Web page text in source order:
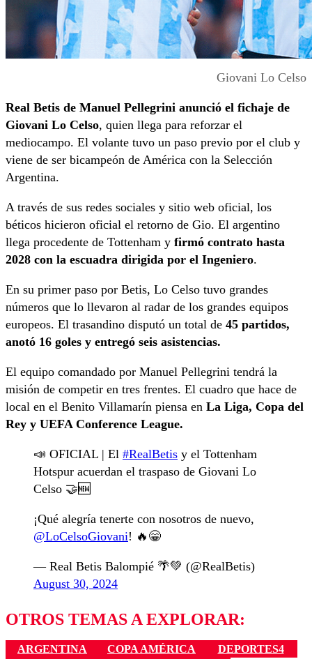
Giovani Lo Celso
Real Betis de Manuel Pellegrini anunció el fichaje de
Giovani Lo Celso, quien llega para reforzar el
mediocampo. El volante tuvo un paso previo por el club y
viene de ser bicampeón de América con la Selección
Argentina.
A través de sus redes sociales y sitio web oficial, los
béticos hicieron oficial el retorno de Gio. El argentino
llega procedente de Tottenham y firmó contrato hasta
2028 con la escuadra dirigida por el Ingeniero.
En su primer paso por Betis, Lo Celso tuvo grandes
números que lo llevaron al radar de los grandes equipos
europeos. El trasandino disputó un total de 45 partidos,
anotó 16 goles y entregó seis asistencias.
El equipo comandado por Manuel Pellegrini tendrá la
misión de competir en tres frentes. El cuadro que hace de
local en el Benito Villamarín piensa en La Liga, Copa del
Rey y UEFA Conference League.
📣 OFICIAL | El #RealBetis y el Tottenham
Hotspur acuerdan el traspaso de Giovani Lo
Celso 🤝🆕
¡Qué alegría tenerte con nosotros de nuevo,
@LoCelsoGiovani! 🔥😁
— Real Betis Balompié 🌴💚 (@RealBetis)
August 30, 2024
OTROS TEMAS A EXPLORAR:
ARGENTINA COPA AMÉRICA
DEPORTES4